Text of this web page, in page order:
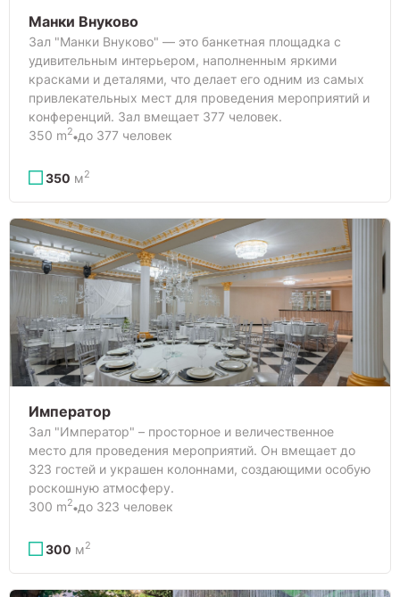
Манки Внуково
Зал "Манки Внуково" — это банкетная площадка с
удивительным интерьером, наполненным яркими
красками и деталями, что делает его одним из самых
привлекательных мест для проведения мероприятий и
конференций. Зал вмещает 377 человек.
350 m2 до 377 человек
350 м2
Император
Зал "Император" – просторное и величественное
место для проведения мероприятий. Он вмещает до
323 гостей и украшен колоннами, создающими особую
роскошную атмосферу.
300 m2 до 323 человек
300 м2